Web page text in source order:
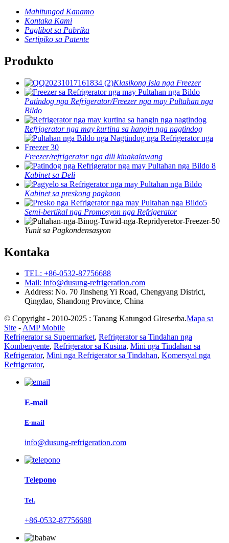
Mahitungod Kanamo
Kontaka Kami
Paglibot sa Pabrika
Sertipiko sa Patente
Produkto
Klasikong Isla nga Freezer
Patindog nga Refrigerator/Freezer nga may Pultahan nga
Bildo
Refrigerator nga may kurtina sa hangin nga nagtindog
Freezer/refrigerator nga dili kinakalawang
Kabinet sa Deli
Kabinet sa preskong pagkaon
Semi-bertikal nga Promosyon nga Refrigerator
Yunit sa Pagkondensasyon
Kontaka
TEL: +86-0532-87756688
Mail: info@dusung-refrigeration.com
Address: No. 70 Jinsheng Yi Road, Chengyang District,
Qingdao, Shandong Province, China
© Copyright - 2010-2025 : Tanang Katungod Gireserba.Mapa sa
Site -AMP Mobile
Refrigerator sa Supermarket, Refrigerator sa Tindahan nga
Kombenyente, Refrigerator sa Kusina, Mini nga Tindahan sa
Refrigerator, Mini nga Refrigerator sa Tindahan, Komersyal nga
Refrigerator,
E-mail
E-mail
info@dusung-refrigeration.com
Telepono
Tel.
+86-0532-87756688